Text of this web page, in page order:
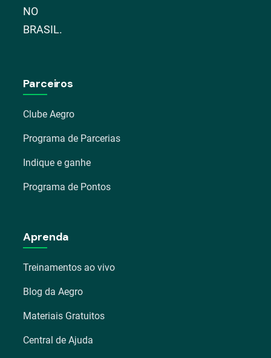
NO
BRASIL.
Parceiros
Clube Aegro
Programa de Parcerias
Indique e ganhe
Programa de Pontos
Aprenda
Treinamentos ao vivo
Blog da Aegro
Materiais Gratuitos
Central de Ajuda